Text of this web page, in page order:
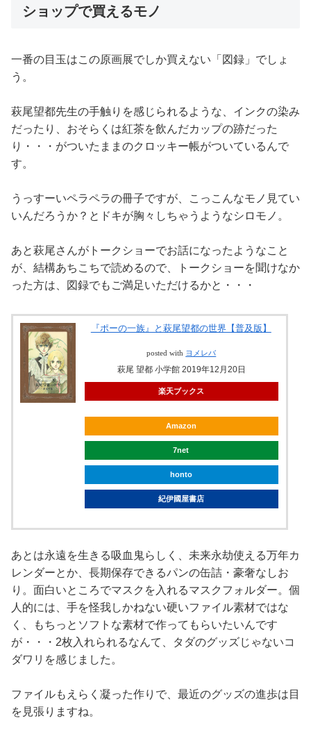
ショップで買えるモノ
一番の目玉はこの原画展でしか買えない「図録」でしょ
う。
萩尾望都先生の手触りを感じられるような、インクの染み
だったり、おそらくは紅茶を飲んだカップの跡だった
り・・・がついたままのクロッキー帳がついているんで
す。
うっすーいペラペラの冊子ですが、こっこんなモノ見てい
いんだろうか？とドキが胸々しちゃうようなシロモノ。
あと萩尾さんがトークショーでお話になったようなこと
が、結構あちこちで読めるので、トークショーを聞けなか
った方は、図録でもご満足いただけるかと・・・
『ポーの一族』と萩尾望都の世界【普及版】
posted with ヨメレバ
萩尾 望都 小学館 2019年12月20日
楽天ブックス
Amazon
7net
honto
紀伊國屋書店
あとは永遠を生きる吸血鬼らしく、未来永劫使える万年カ
レンダーとか、長期保存できるパンの缶詰・豪奢なしお
り。面白いところでマスクを入れるマスクフォルダー。個
人的には、手を怪我しかねない硬いファイル素材ではな
く、もちっとソフトな素材で作ってもらいたいんです
が・・・2枚入れられるなんて、タダのグッズじゃないコ
ダワリを感じました。
ファイルもえらく凝った作りで、最近のグッズの進歩は目
を見張りますね。